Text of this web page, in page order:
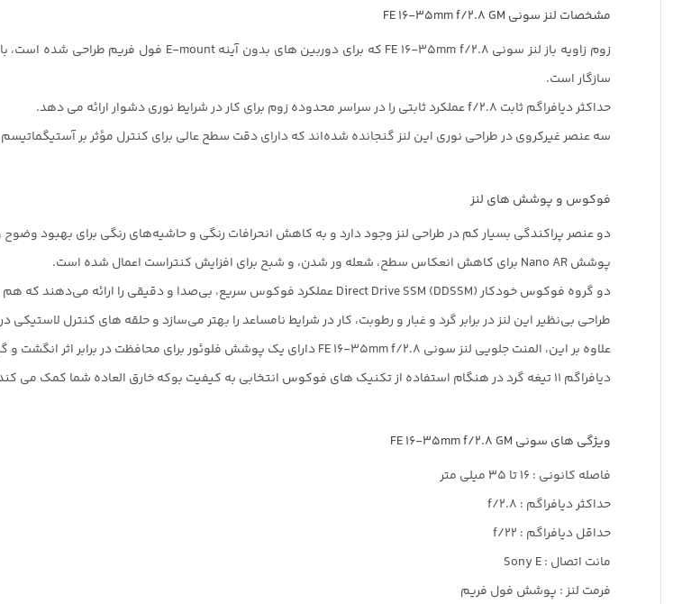
مشخصات لنز سونی FE 16-35mm f/2.8 GM
سازگار است.
حداکثر دیافراگم ثابت f/2.8 عملکرد ثابتی را در سراسر محدوده زوم برای کار در شرایط نوری دشوار ارائه می دهد.
سه عنصر غیرکروی در طراحی نوری این لنز گنجانده شده‌اند که دارای دقت سطح عالی برای کنترل مؤثر بر
فوکوس و پوشش های لنز
دو عنصر پراکندگی بسیار کم در طراحی لنز وجود دارد و به کاهش انحرافات رنگی و حاشیه‌های رنگی برای بهبود
پوشش Nano AR برای کاهش انعکاس سطح، شعله ور شدن، و شبح برای افزایش کنتراست اعمال شده است.
دو گروه فوکوس خودکار Direct Drive SSM (DDSSM) عملکرد فوکوس سریع، بی‌صدا و دقیقی را ارائه می‌دهند که هم برای عکس‌ها و هم برای برنامه‌های ویدیویی مناسب است.
طراحی بی‌نظیر این لنز در برابر گرد و غبار و رطوبت، کار در شرایط نامساعد را بهتر می‌سازد و حلقه های کنترل
علاوه بر این، المنت جلویی لنز سونی FE 16-35mm f/2.8 دارای یک پوشش فلوئور برای محافظت در برابر اثر انگشت و گرد و غبار ناشی از چسبیدن به آن است.
دیافراگم 11 تیغه گرد در هنگام استفاده از تکنیک های فوکوس انتخابی به کیفیت بوکه خارق العاده شما کمک می کند.
ویژگی های سونی FE 16-35mm f/2.8 GM
فاصله کانونی : 16 تا 35 میلی متر
حداکثر دیافراگم : f/2.8
حداقل دیافراگم : f/22
مانت اتصال : Sony E
فرمت لنز : پوشش فول فریم